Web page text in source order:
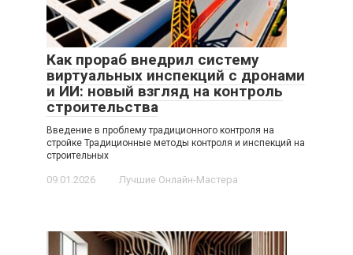
Как прораб внедрил систему
виртуальных инспекций с дронами
и ИИ: новый взгляд на контроль
строительства
Введение в проблему традиционного контроля на
стройке Традиционные методы контроля и инспекций на
строительных
09.01.2026 Лучшие Онлайн-Мастера